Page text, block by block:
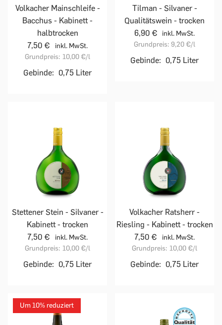
Volkacher Mainschleife -
Bacchus - Kabinett -
halbtrocken
7,50 €
inkl. MwSt.
Grundpreis: 10,00 €/l
Gebinde: 0,75 Liter
Tilman - Silvaner -
Qualitätswein - trocken
6,90 €
inkl. MwSt.
Grundpreis: 9,20 €/l
Gebinde: 0,75 Liter
Stettener Stein - Silvaner -
Kabinett - trocken
7,50 €
inkl. MwSt.
Grundpreis: 10,00 €/l
Gebinde: 0,75 Liter
Volkacher Ratsherr -
Riesling - Kabinett - trocken
7,50 €
inkl. MwSt.
Grundpreis: 10,00 €/l
Gebinde: 0,75 Liter
Um 10% reduziert